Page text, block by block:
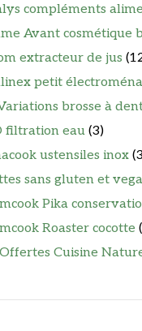
compléments
Avant cosmétique
extracteur de jus
petit
brosse à
filtration eau (3)
ustensiles inox
sans gluten et
Pika
Roaster cocotte
Offertes Cuisine